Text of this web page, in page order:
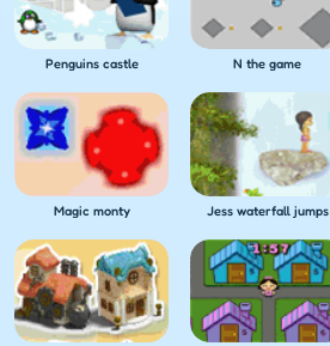
Penguins castle N the game
Magic monty Jess waterfall jumps